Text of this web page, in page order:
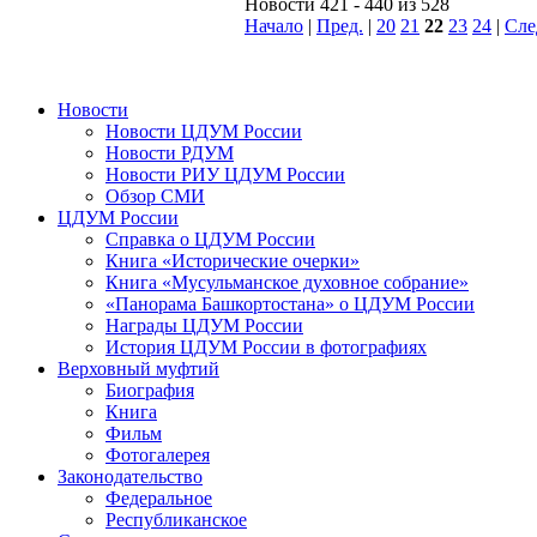
Начало | Пред. | 20 21 22 23 24 |
Новости
Новости ЦДУМ России
Новости РДУМ
Новости РИУ ЦДУМ России
Обзор СМИ
ЦДУМ России
Справка о ЦДУМ России
Книга «Исторические очерки»
Книга «Мусульманское духовное собрание»
«Панорама Башкортостана» о ЦДУМ России
Награды ЦДУМ России
История ЦДУМ России в фотографиях
Верховный муфтий
Биография
Книга
Фильм
Фотогалерея
Законодательство
Федеральное
Республиканское